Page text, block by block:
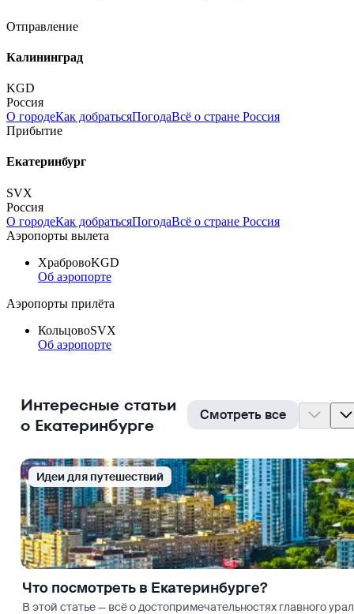
Отправление
Калининград
KGD
Россия
О городеКак добратьсяПогодаВсё о стране Россия
Прибытие
Екатеринбург
SVX
Россия
О городеКак добратьсяПогодаВсё о стране Россия
Аэропорты вылета
ХрабровоKGD
Об аэропорте
Аэропорты прилёта
КольцовоSVX
Об аэропорте
Интересные статьи
о Екатеринбурге
Смотреть все
Идеи для путешествий
Что посмотреть в Екатеринбурге?
В этой статье — всё о достопримечательностях главного